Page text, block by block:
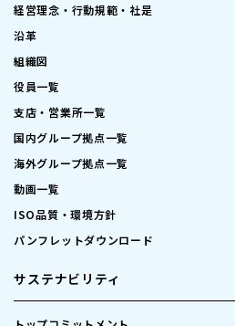
経営理念・行動規範・社是
沿革
組織図
役員一覧
支店・営業所一覧
国内グループ拠点一覧
海外グループ拠点一覧
動画一覧
ISO品質・環境方針
パンフレットダウンロード
サステナビリティ